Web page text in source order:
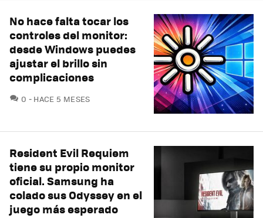
No hace falta tocar los
controles del monitor:
desde Windows puedes
ajustar el brillo sin
complicaciones
0 COMENTARIOS
HACE 5 MESES
Resident Evil Requiem
tiene su propio monitor
oficial. Samsung ha
colado sus Odyssey en el
juego más esperado